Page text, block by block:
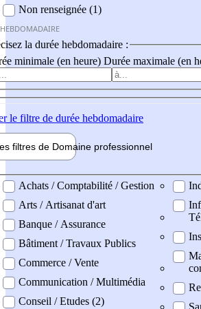
Non renseignée (1)
la durée hebdomadaire :
minimale (en heure) Durée maximale (en
le filtre de durée hebdomadaire
filtres de Domaine professionnel
professionel
Achats / Comptabilité / Gestion
Arts / Artisanat d'art
Banque / Assurance
Bâtiment / Travaux Publics
Commerce / Vente
Communication / Multimédia
Conseil / Etudes (2)